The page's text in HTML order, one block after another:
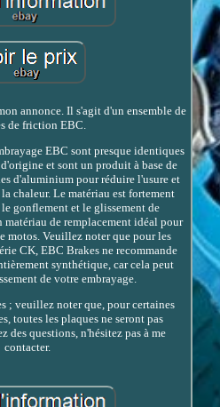
annonce. Il s'agit d'un ensemble de
de friction EBC.
EBC sont presque identiques
et sont un produit à base de
d'aluminium pour réduire l'usure et
chaleur. Le matériau est fortement
gonflement et le glissement de
matériau de remplacement idéal pour
motos. Veuillez noter que pour les
CK, EBC Brakes ne recommande
synthétique, car cela peut
de votre embrayage.
; veuillez noter que, pour certaines
toutes les plaques ne seront pas
des questions, n'hésitez pas à me
contacter.